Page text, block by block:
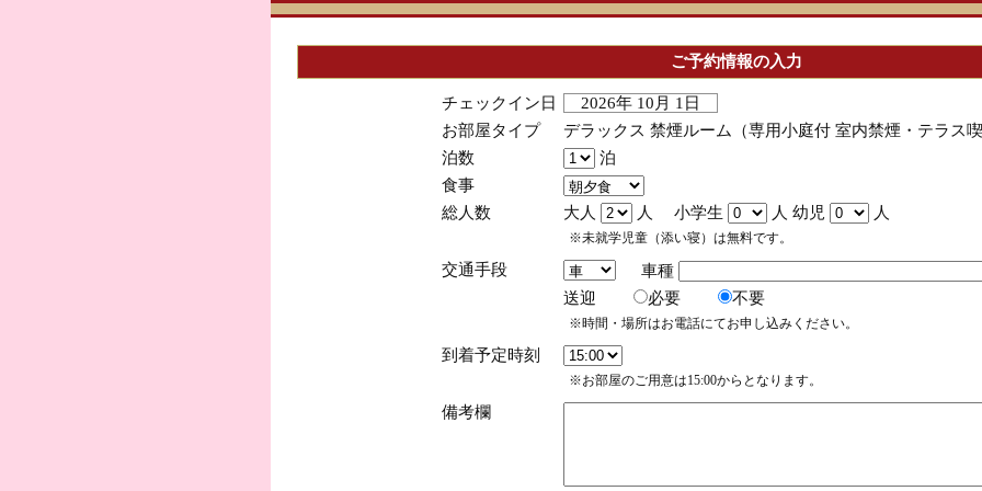
ご予約情報の入力
チェックイン日
2026年 10月 1日
お部屋タイプ
デラックス 禁煙ルーム（専用小庭付 室内禁煙・テラス
泊数
泊
食事
総人数
大人 人 小学生 人 幼児 人
※未就学児童（添い寝）は無料です。
交通手段
車種
送迎
必要 不要
※時間・場所はお電話にてお申し込みください。
到着予定時刻
※お部屋のご用意は15:00からとなります。
備考欄